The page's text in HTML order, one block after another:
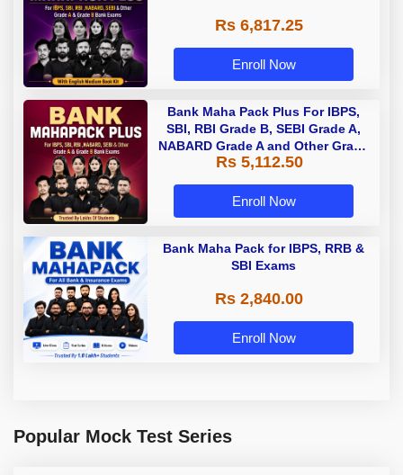
Rs 6,817.25
Enroll Now
Bank Maha Pack Plus For IBPS,
SBI, RBI Grade B, SEBI Grade A,
NABARD Grade A and Other Grade
A & Grade B Bank Exams
Rs 5,112.50
Enroll Now
Bank Maha Pack for IBPS, RRB &
SBI Exams
Rs 2,840.00
Enroll Now
Popular Mock Test Series